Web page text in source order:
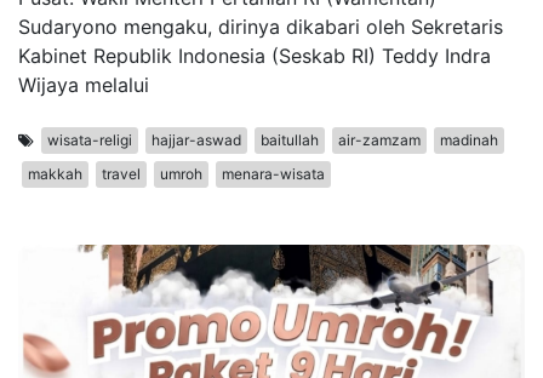
Sudaryono mengaku, dirinya dikabari oleh Sekretaris
Kabinet Republik Indonesia (Seskab RI) Teddy Indra
Wijaya melalui
wisata-religi hajjar-aswad baitullah air-zamzam
madinah
makkah
travel umroh menara-wisata